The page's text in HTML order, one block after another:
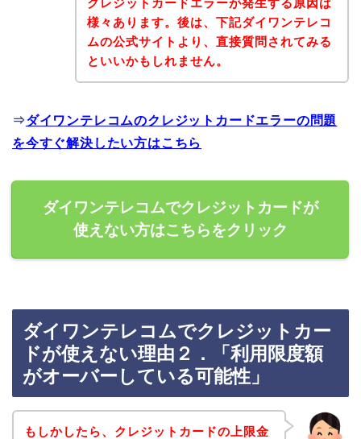
クレジットカードエラーが発生する原因は
様々あります。後は、下記ダイワンテレコ
ムの公式サイトより、直接質問されてみる
といいかもしれません。
⇒ダイワンテレコムのクレジットカードエラーの問題
を今すぐ解決したい方はこちら
ダイワンテレコムでクレジットカードが
使えない方はこちらをクリック
ダイワンテレコムでクレジットカー
ドが使えない理由２．「利用限度額
がオーバーしている可能性」
もしかしたら、クレジットカードの上限金